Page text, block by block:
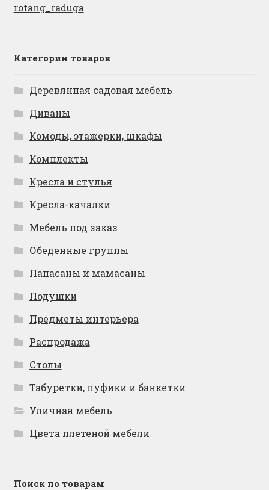
rotang_raduga
Категории товаров
Деревянная садовая мебель
Диваны
Комоды, этажерки, шкафы
Комплекты
Кресла и стулья
Кресла-качалки
Мебель под заказ
Обеденные группы
Папасаны и мамасаны
Подушки
Предметы интерьера
Распродажа
Столы
Табуретки, пуфики и банкетки
Уличная мебель
Цвета плетеной мебели
Поиск по товарам